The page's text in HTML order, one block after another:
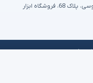
تهران، میدان امام خمینی (ره)، خیابان فردوسی، پلاک 68، فروشگاه ابزار
ایران